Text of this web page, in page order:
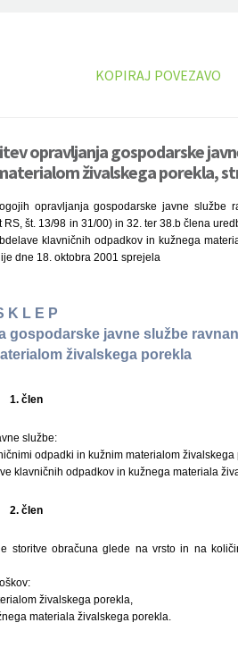
KOPIRAJ POVEZAVO
opravljanja gospodarske
živalskega porekla,
opravljanja gospodarske javne službe
št. 13/98 in 31/00) in 32. ter 38.b člena
klavničnih odpadkov in kužnega
dne 18. oktobra 2001 sprejela
K L E P
gospodarske javne službe
živalskega porekla
1. člen
službe:
odpadki in kužnim materialom živalskega
klavničnih odpadkov in kužnega materiala
2. člen
storitve obračuna glede na vrsto in na
živalskega porekla,
materiala živalskega porekla.